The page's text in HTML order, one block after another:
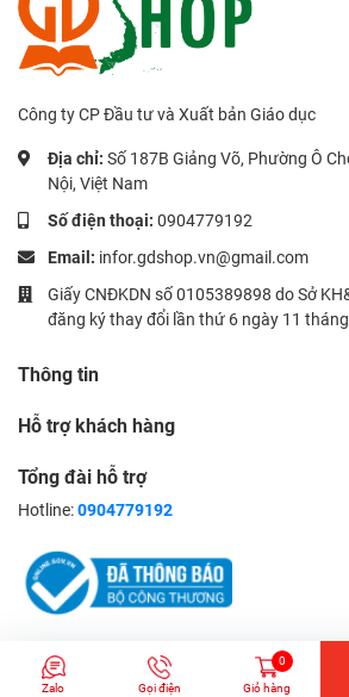
Công ty CP Đầu tư và Xuất bản Giáo dục
Địa chỉ: Số 187B Giảng Võ, Phường Ô
Nội, Việt Nam
Số điện thoại: 0904779192
Email: infor.gdshop.vn@gmail.com
Giấy CNĐKDN số 0105389898 do Sở
đăng ký thay đổi lần thứ 6 ngày 11
Thông tin
Hỗ trợ khách hàng
Tổng đài hỗ trợ
Hotline:0904779192
© Bản quyền thuộc về Công ty CP Đầu tư và
Cung cấp bởi
Sapo
Zalo Gọi điện
0
Giỏ hàng